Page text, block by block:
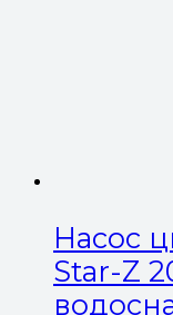
Насос
Star-Z